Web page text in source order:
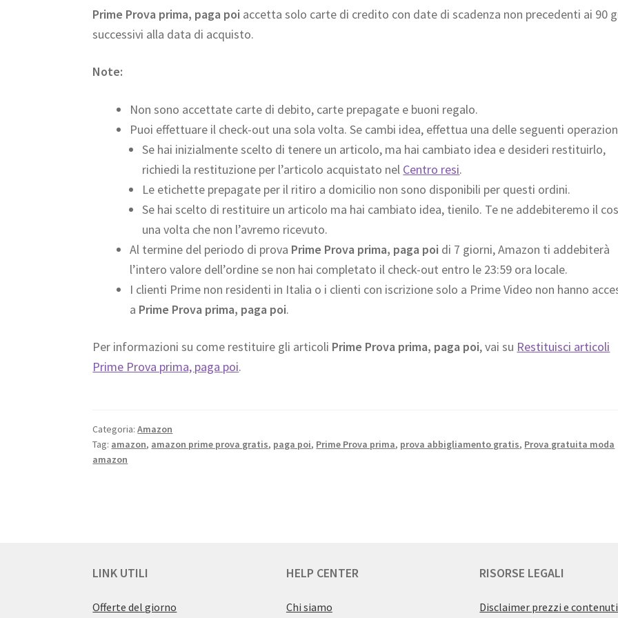
Prime Prova prima, paga poi accetta solo carte di credito con date di scadenza non precedenti ai 90
successivi alla data di acquisto.
Note:
Non sono accettate carte di debito, carte prepagate e buoni regalo.
Puoi effettuare il check-out una sola volta. Se cambi idea, effettua una delle seguenti
Se hai inizialmente scelto di tenere un articolo, ma hai cambiato idea e desideri restituirlo,
richiedi la restituzione per l’articolo acquistato nel Centro resi.
Le etichette prepagate per il ritiro a domicilio non sono disponibili per questi ordini.
Se hai scelto di restituire un articolo ma hai cambiato idea, tienilo. Te ne addebiteremo il
una volta che non l’avremo ricevuto.
Al termine del periodo di prova Prime Prova prima, paga poi di 7 giorni, Amazon ti addebiterà
l’intero valore dell’ordine se non hai completato il check-out entro le 23:59 ora locale.
I clienti Prime non residenti in Italia o i clienti con iscrizione solo a Prime Video non hanno
a Prime Prova prima, paga poi.
Per informazioni su come restituire gli articoli Prime Prova prima, paga poi, vai su Restituisci articoli
Prime Prova prima, paga poi.
Categoria:Amazon
Tag: amazon, amazon prime prova gratis, paga poi, Prime Prova prima, prova abbigliamento gratis, Prova gratuita moda
amazon
LINK UTILI
Offerte del giorno
HELP CENTER
Chi siamo
RISORSE LEGALI
Disclaimer prezzi e contenuti